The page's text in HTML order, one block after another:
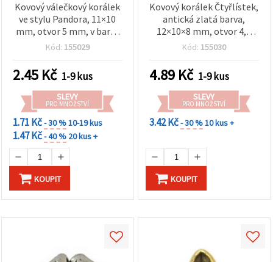
Kovový válečkový korálek
ve stylu Pandora, 11×10
mm, otvor 5 mm, v barvě
stříbra
Kód: 155029
2.45 Kč 1-9 kus
SLEVY
PRO MNOŽSTVÍ
1.71 Kč- 30 %10-19 kus
1.47 Kč- 40 % 20 kus +
KOUPIT
Kovový korálek Čtyřlístek,
antická zlatá barva,
12×10×8 mm, otvor 4,5
mm, prvek ve stylu
šperků
Kód: 155030
4.89 Kč 1-9 kus
SLEVY
PRO MNOŽSTVÍ
3.42 Kč- 30 %10 kus +
KOUPIT